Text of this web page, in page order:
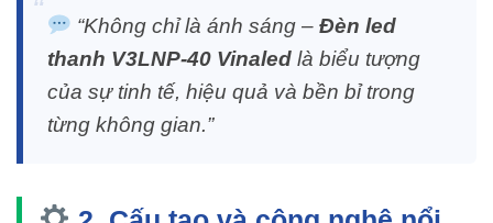
“Không chỉ là ánh sáng – Đèn led
thanh V3LNP-40 Vinaled là biểu tượng
của sự tinh tế, hiệu quả và bền bỉ trong
từng không gian.”